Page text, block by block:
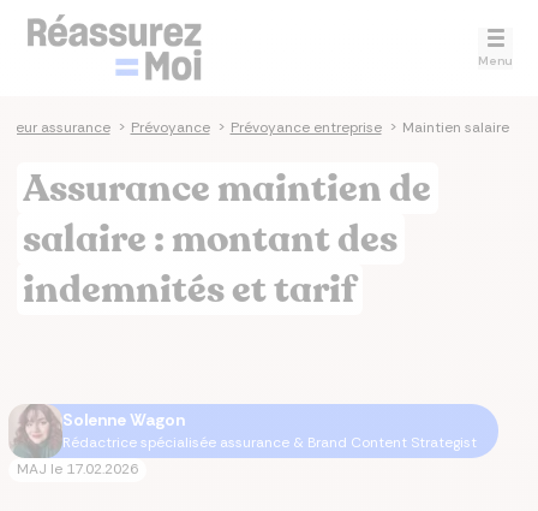
Menu
assurance > Prévoyance > Prévoyance entreprise > Maintien salaire
Assurance maintien de
salaire : montant des
indemnités et tarif
Solenne Wagon
Rédactrice spécialisée assurance & Brand Content Strategist
MAJ le 17.02.2026